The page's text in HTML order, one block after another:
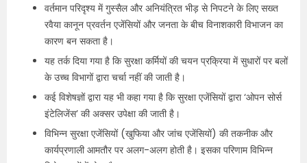
वर्तमान परिदृश्य में गुस्सैल और अनियंत्रित भीड़ से निपटने के लिए सख्त
रवैया कानून प्रवर्तन एजेंसियों और जनता के बीच विनाशकारी विभाजन का
कारण बन सकता है।
यह तर्क दिया गया है कि सुरक्षा कर्मियों की चयन प्रक्रिया में सुधारों पर बलों
के उच्च विभागों द्वारा चर्चा नहीं की जाती है।
कई विशेषज्ञों द्वारा यह भी कहा गया है कि सुरक्षा एजेंसियों द्वारा ‘ओपन सोर्स
इंटेलिजेंस’ की अक्सर उपेक्षा की जाती है।
विभिन्न सुरक्षा एजेंसियों (खुफिया और जांच एजेंसियों) की तकनीक और
कार्यप्रणाली आमतौर पर अलग-अलग होती है। इसका परिणाम विभिन्न